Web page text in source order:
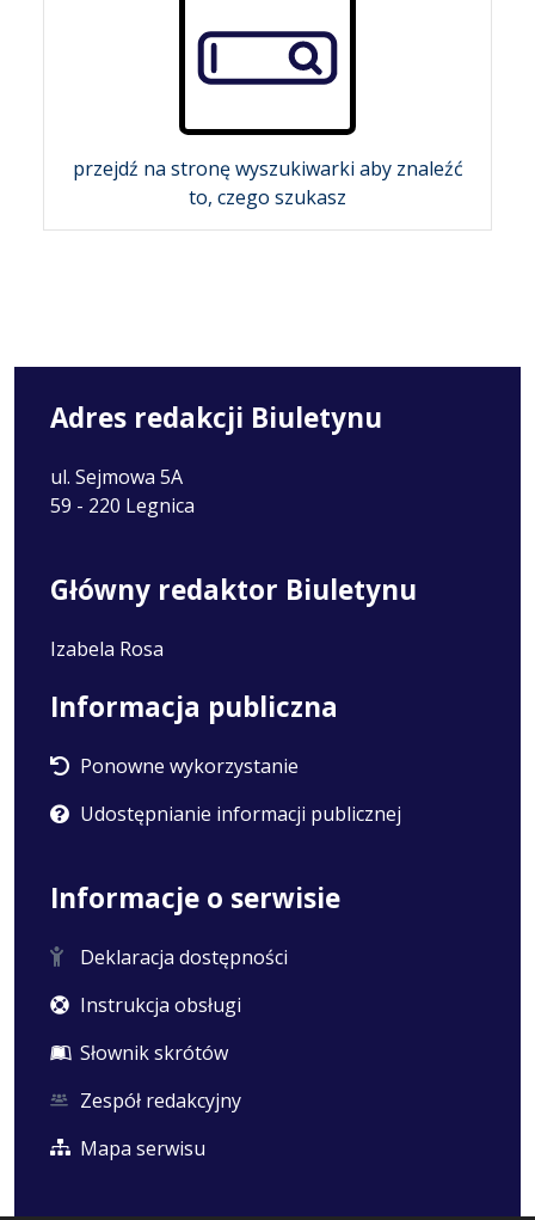
przejdź na stronę wyszukiwarki aby znaleźć
to, czego szukasz
Adres redakcji Biuletynu
ul. Sejmowa 5A
59 - 220 Legnica
Główny redaktor Biuletynu
Izabela Rosa
Informacja publiczna
Ponowne wykorzystanie
Udostępnianie informacji publicznej
Informacje o serwisie
Deklaracja dostępności
Instrukcja obsługi
Słownik skrótów
Zespół redakcyjny
Mapa serwisu